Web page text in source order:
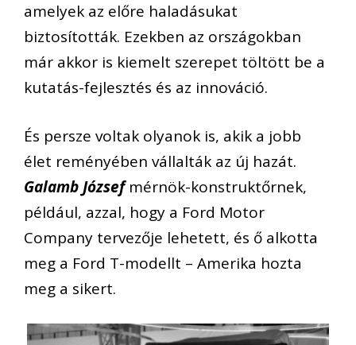
amelyek az előre haladásukat
biztosították. Ezekben az országokban
már akkor is kiemelt szerepet töltött be a
kutatás-fejlesztés és az innováció.
És persze voltak olyanok is, akik a jobb
élet reményében vállalták az új hazát.
Galamb József mérnök-konstruktőrnek,
például, azzal, hogy a Ford Motor
Company tervezője lehetett, és ő alkotta
meg a Ford T-modellt – Amerika hozta
meg a sikert.